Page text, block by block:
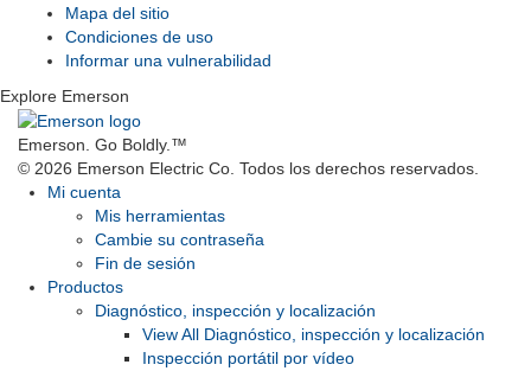
Mapa del sitio
Condiciones de uso
Informar una vulnerabilidad
Explore Emerson
Emerson. Go Boldly. ™
© 2026 Emerson Electric Co. Todos los derechos reservados.
Mi cuenta
Mis herramientas
Cambie su contraseña
Fin de sesión
Productos
Diagnóstico, inspección y localización
View All Diagnóstico, inspección y localización
Inspección portátil por vídeo